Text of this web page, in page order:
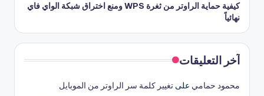
كيفية حماية الراوتر من ثغرة WPS ومنع اختراق شبكة الواي فاي
نهائياً
آخر التعليقات
محمود حمامي على تغيير كلمة سر الراوتر من الموبايل